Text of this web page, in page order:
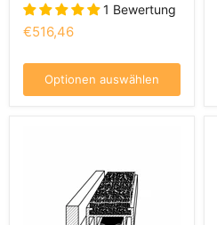
1 Bewertung
€516,46
Optionen auswählen